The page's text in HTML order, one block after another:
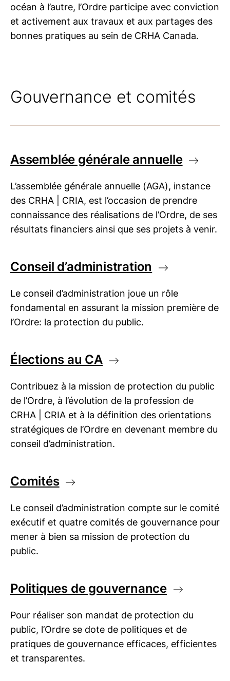
océan à l’autre, l’Ordre participe avec conviction
et activement aux travaux et aux partages des
bonnes pratiques au sein de CRHA Canada.
Gouvernance et comités
Assemblée générale annuelle
L’assemblée générale annuelle (AGA), instance
des CRHA | CRIA, est l’occasion de prendre
connaissance des réalisations de l’Ordre, de ses
résultats financiers ainsi que ses projets à venir.
Conseil d’administration
Le conseil d’administration joue un rôle
fondamental en assurant la mission première de
l’Ordre: la protection du public.
Élections au CA
Contribuez à la mission de protection du public
de l’Ordre, à l’évolution de la profession de
CRHA | CRIA et à la définition des orientations
stratégiques de l’Ordre en devenant membre du
conseil d’administration.
Comités
Le conseil d’administration compte sur le comité
exécutif et quatre comités de gouvernance pour
mener à bien sa mission de protection du
public.
Politiques de gouvernance
Pour réaliser son mandat de protection du
public, l’Ordre se dote de politiques et de
pratiques de gouvernance efficaces, efficientes
et transparentes.